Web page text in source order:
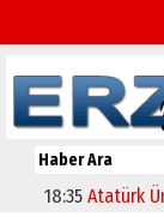
18:35 Atatürk